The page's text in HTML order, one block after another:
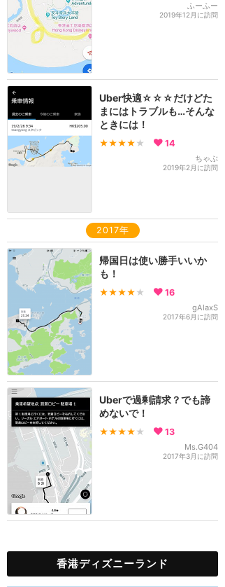
ふーふー
2019年12月に訪問
Uber快適☆☆☆だけどた
まにはトラブルも…そんな
ときには！
★★★★ ★ 14
ちゃぶ
2019年2月に訪問
2017年
帰国日は使い勝手いいか
も！
★★★★ ★ 16
gAlaxS
2017年6月に訪問
Uberで過剰請求？でも諦
めないで！
★★★★ ★ 13
Ms.G404
2017年3月に訪問
香港ディズニーランド